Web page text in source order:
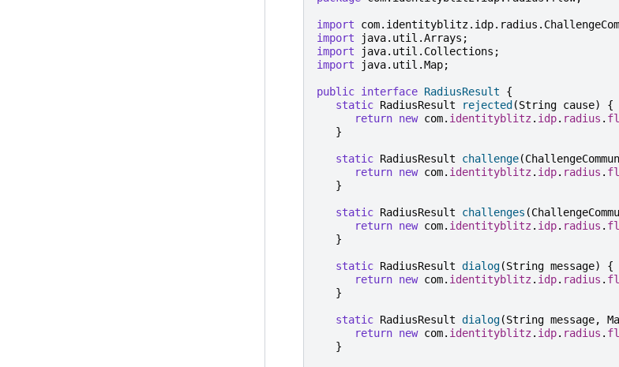
import
import
java.util.Arrays ;
import
java.util.Collections ;
import
java.util.Map;
public interface RadiusResult
{
static RadiusResult rejected (String cause)
{
return new com. identityblitz . idp. radius .
}
static RadiusResult challenge(
return new com. identityblitz . idp. radius .
}
static RadiusResult challenges (
return new com. identityblitz . idp. radius .
}
static RadiusResult dialog(String message)
{
return new com. identityblitz . idp. radius .
}
static RadiusResult dialog(String message,
return new com. identityblitz . idp. radius .
}